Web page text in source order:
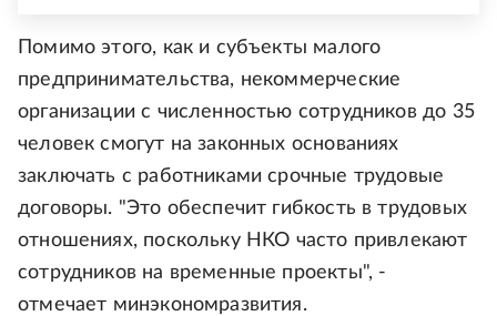
Помимо этого, как и субъекты малого
предпринимательства, некоммерческие
организации с численностью сотрудников до 35
человек смогут на законных основаниях
заключать с работниками срочные трудовые
договоры. "Это обеспечит гибкость в трудовых
отношениях, поскольку НКО часто привлекают
сотрудников на временные проекты", -
отмечает минэкономразвития.